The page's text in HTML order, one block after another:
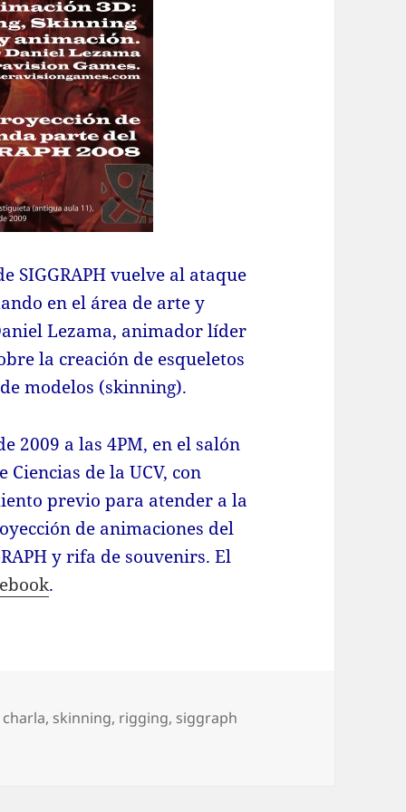
SIGGRAPH vuelve al ataque
en el área de arte y
Lezama, animador líder
la creación de esqueletos
modelos (skinning).
2009 a las 4PM, en el salón
de la UCV, con
previo para atender a la
de animaciones del
y rifa de souvenirs. El
.
charla, skinning, rigging, siggraph